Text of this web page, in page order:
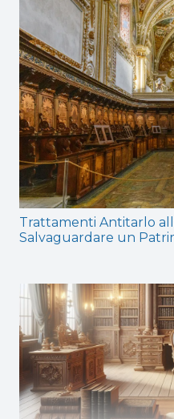
Trattamenti Antitarlo
Salvaguardare un